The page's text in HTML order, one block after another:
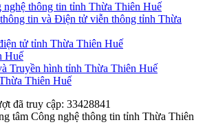
nghệ thông tin tỉnh Thừa Thiên Huế
tin và Điện tử viễn thông tỉnh Thừa
tử tỉnh Thừa Thiên Huế
Huế
Truyền hình tỉnh Thừa Thiên Huế
Thiên Huế
đã truy cập: 33428841
tâm Công nghệ thông tin tỉnh Thừa Thiên